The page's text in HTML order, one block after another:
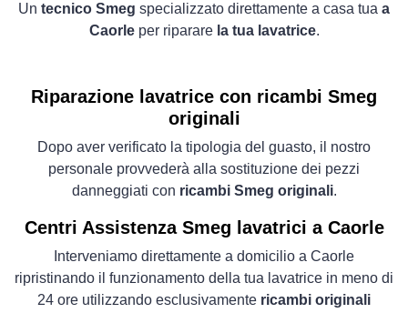
Un tecnico Smeg specializzato direttamente a casa tua a
Caorleper riparare la tua lavatrice.
Riparazione lavatrice con ricambi Smeg
originali
Dopo aver verificato la tipologia del guasto, il nostro
personale provvederà alla sostituzione dei pezzi
danneggiati con ricambi Smeg originali.
Centri Assistenza Smeg lavatrici a Caorle
Interveniamo direttamente a domicilio a Caorle
ripristinando il funzionamento della tua lavatrice in meno di
24 ore utilizzando esclusivamente ricambi originali